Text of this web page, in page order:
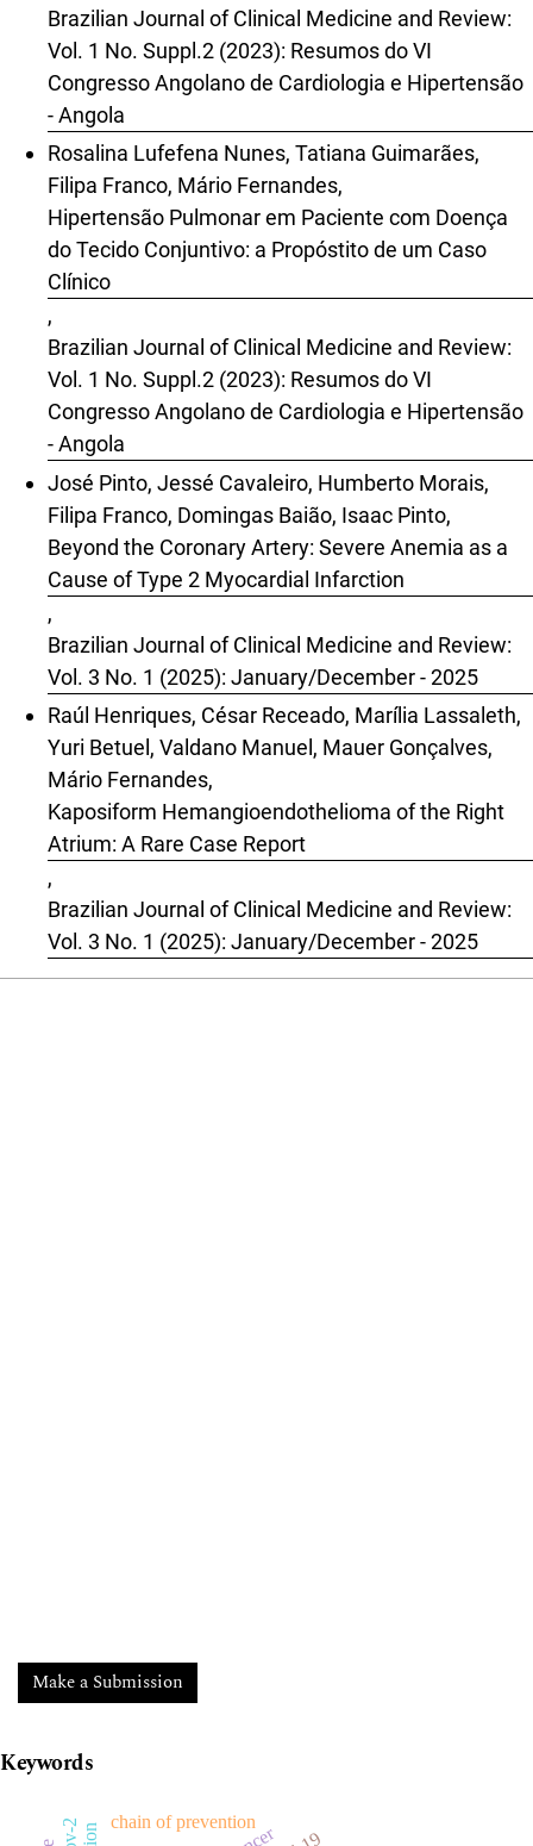
Brazilian Journal of Clinical Medicine and Review:
Vol. 1 No. Suppl.2 (2023): Resumos do VI
Congresso Angolano de Cardiologia e Hipertensão
- Angola
Rosalina Lufefena Nunes, Tatiana Guimarães,
Filipa Franco, Mário Fernandes,
Hipertensão Pulmonar em Paciente com Doença
do Tecido Conjuntivo: a Propóstito de um Caso
Clínico
,
Brazilian Journal of Clinical Medicine and Review:
Vol. 1 No. Suppl.2 (2023): Resumos do VI
Congresso Angolano de Cardiologia e Hipertensão
- Angola
José Pinto, Jessé Cavaleiro, Humberto Morais,
Filipa Franco, Domingas Baião, Isaac Pinto,
Beyond the Coronary Artery: Severe Anemia as a
Cause of Type 2 Myocardial Infarction
,
Brazilian Journal of Clinical Medicine and Review:
Vol. 3 No. 1 (2025): January/December - 2025
Raúl Henriques, César Receado, Marília Lassaleth,
Yuri Betuel, Valdano Manuel, Mauer Gonçalves,
Mário Fernandes,
Kaposiform Hemangioendothelioma of the Right
Atrium: A Rare Case Report
,
Brazilian Journal of Clinical Medicine and Review:
Vol. 3 No. 1 (2025): January/December - 2025
Make a Submission
Keywords
chain of prevention